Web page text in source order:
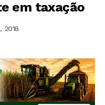
em taxação
2018